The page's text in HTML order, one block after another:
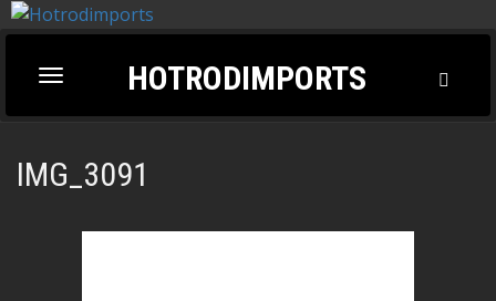
Toggle
navigation
HOTRODIMPORTS
IMG_3091